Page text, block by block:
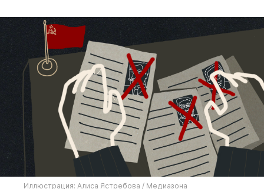
Иллюстрация: Алиса Ястребова / Медиазона